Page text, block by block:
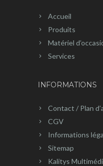
Accueil
Produits
Matériel
Services
INFORMATIONS
Contact / Plan
CGV
Informations
Sitemap
Kalitys